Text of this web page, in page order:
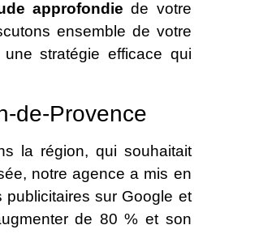
approfondie de votre
ensemble de votre
stratégie efficace qui
de-Provence
la région, qui souhaitait
notre agence a mis en
sur Google et
de 80 % et son